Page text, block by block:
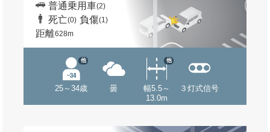
普通乗用車(2)
死亡(0) 負傷(1)
距離628m
25～34歳
他
曇
幅5.5～
13.0m
他
３灯式信号